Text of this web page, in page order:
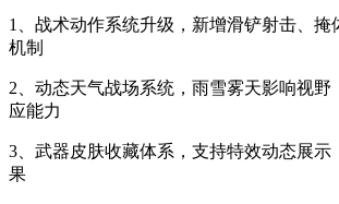
1、战术动作系统升级，新增滑铲射击、掩
机制
2、动态天气战场系统，雨雪雾天影响视野
应能力
3、武器皮肤收藏体系，支持特效动态展示
果